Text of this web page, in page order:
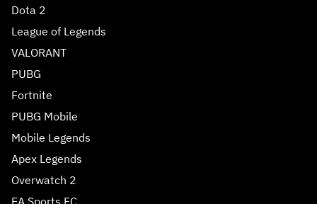
Dota 2
League of Legends
VALORANT
PUBG
Fortnite
PUBG Mobile
Mobile Legends
Apex Legends
Overwatch 2
EA Sports FC